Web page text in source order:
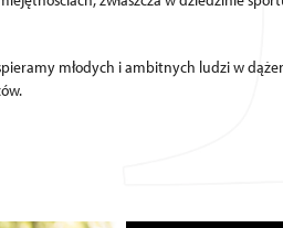
młodych i ambitnych ludzi w